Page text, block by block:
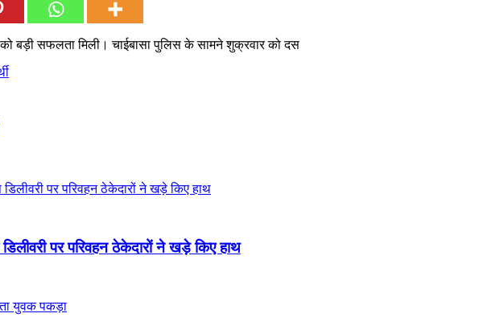
बड़ी सफलता मिली। चाईबासा पुलिस के सामने शुक्रवार को दस
पर परिवहन ठेकेदारों ने खड़े किए हाथ